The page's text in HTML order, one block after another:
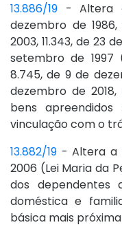
13.886/19 - Altera
dezembro de
2003, 11.343, de 23
setembro de 1997
8.745, de 9 de
dezembro de
bens
vinculação com o
13.882/19 - Altera a
2006 (Lei Maria da
dos dependentes
doméstica e
básica mais